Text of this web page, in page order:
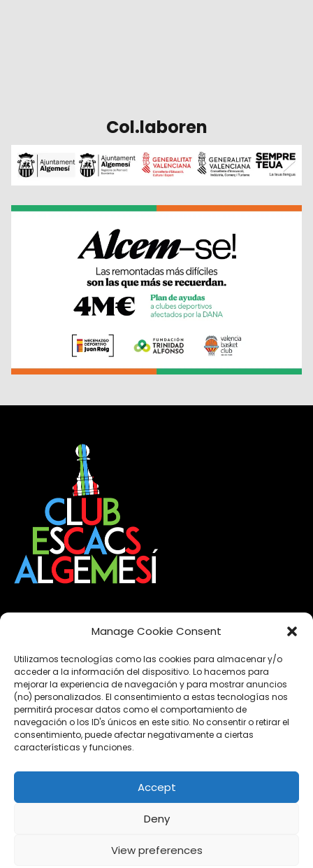
Manage Cookie Consent
Utilizamos tecnologías como las cookies para almacenar y/o
acceder a la información del dispositivo. Lo hacemos para
mejorar la experiencia de navegación y para mostrar anuncios
(no) personalizados. El consentimiento a estas tecnologías nos
permitirá procesar datos como el comportamiento de
navegación o los ID's únicos en este sitio. No consentir o retirar el
consentimiento, puede afectar negativamente a ciertas
características y funciones.
Accept
Deny
View preferences
Col.laboren
2025
2024(22)
2023(13)
2022(15)
2021(12)
Esdeveniments
Noticies